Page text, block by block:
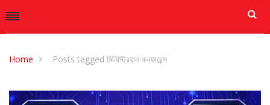
Home Posts tagged মিনিস্ট্রিয়াল কনফারেন্স